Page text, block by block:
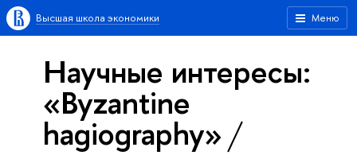
Меню
Высшая школа экономики
Научные интересы:
«Byzantine
hagiography»